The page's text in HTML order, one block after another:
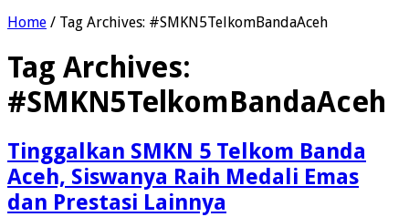
Home / Tag Archives: #SMKN5TelkomBandaAceh
Tag Archives:
#SMKN5TelkomBandaAceh
Tinggalkan SMKN 5 Telkom Banda
Aceh, Siswanya Raih Medali Emas
dan Prestasi Lainnya